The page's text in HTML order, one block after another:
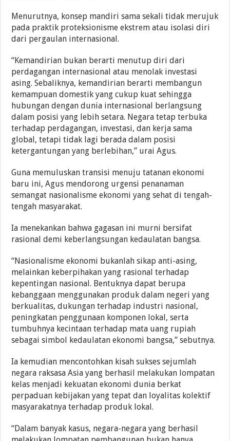
Menurutnya, konsep mandiri sama sekali tidak merujuk
pada praktik proteksionisme ekstrem atau isolasi diri
dari pergaulan internasional.
“Kemandirian bukan berarti menutup diri dari
perdagangan internasional atau menolak investasi
asing. Sebaliknya, kemandirian berarti membangun
kemampuan domestik yang cukup kuat sehingga
hubungan dengan dunia internasional berlangsung
dalam posisi yang lebih setara. Negara tetap terbuka
terhadap perdagangan, investasi, dan kerja sama
global, tetapi tidak lagi berada dalam posisi
ketergantungan yang berlebihan,” urai Agus.
Guna memuluskan transisi menuju tatanan ekonomi
baru ini, Agus mendorong urgensi penanaman
semangat nasionalisme ekonomi yang sehat di tengah-
tengah masyarakat.
Ia menekankan bahwa gagasan ini murni bersifat
rasional demi keberlangsungan kedaulatan bangsa.
“Nasionalisme ekonomi bukanlah sikap anti-asing,
melainkan keberpihakan yang rasional terhadap
kepentingan nasional. Bentuknya dapat berupa
kebanggaan menggunakan produk dalam negeri yang
berkualitas, dukungan terhadap industri nasional,
peningkatan penggunaan komponen lokal, serta
tumbuhnya kecintaan terhadap mata uang rupiah
sebagai simbol kedaulatan ekonomi bangsa,” sebutnya.
Ia kemudian mencontohkan kisah sukses sejumlah
negara raksasa Asia yang berhasil melakukan lompatan
kelas menjadi kekuatan ekonomi dunia berkat
perpaduan kebijakan yang tepat dan loyalitas kolektif
masyarakatnya terhadap produk lokal.
“Dalam banyak kasus, negara-negara yang berhasil